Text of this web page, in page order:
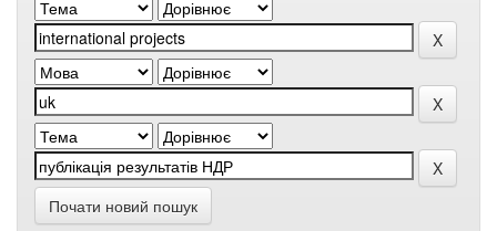
Почати новий пошук